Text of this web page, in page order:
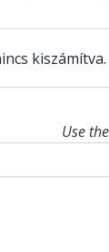
kiszámítva.
Use